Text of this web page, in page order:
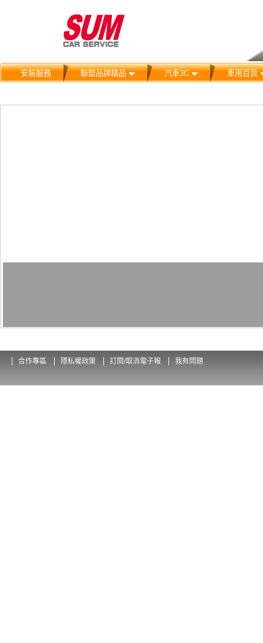
安裝服務 聯盟品牌精品 汽車3C 車用百貨
合作專區 隱私權政策 訂閱/取消電子報 我有問題